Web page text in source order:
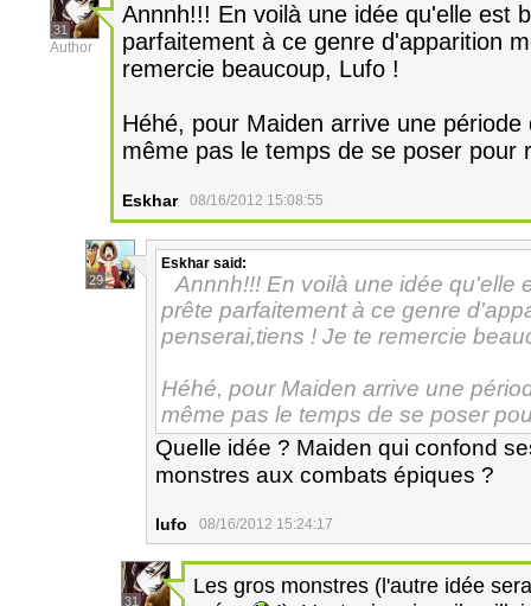
31
Author
Annnh!!! En voilà une idée qu'elle est
parfaitement à ce genre d'apparition
remercie beaucoup, Lufo !
Héhé, pour Maiden arrive une
même pas le temps de se poser pour
Eskhar 08/16/2012 15:08:55
29
Eskhar said:
Annnh!!! En voilà une idée qu'elle
prête parfaitement à ce genre
penserai,tiens ! Je te remercie
Héhé, pour Maiden arrive une
même pas le temps de se poser
Quelle idée ? Maiden qui confond
monstres aux combats épiques ?
lufo 08/16/2012 15:24:17
31
Les gros monstres (l'autre idée